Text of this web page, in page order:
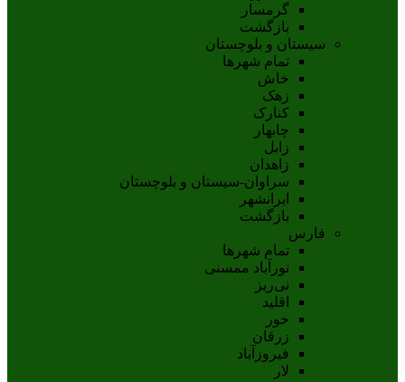
گرمسار
بازگشت
سیستان و بلوچستان
تمام شهر‌ها
خاش
زهک
کنارک
چابهار
زابل
زاهدان
سراوان-سيستان و بلوچستان
ايرانشهر
بازگشت
فارس
تمام شهر‌ها
نورآباد ممسنی
نی‌ریز
اقلید
خور
زرقان
فیروزآباد
لار